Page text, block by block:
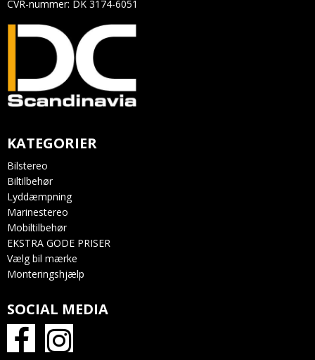
CVR-nummer: DK 3174-6051
KATEGORIER
Bilstereo
Biltilbehør
Lyddæmpning
Marinestereo
Mobiltilbehør
EKSTRA GODE PRISER
Vælg bil mærke
Monteringshjælp
SOCIAL MEDIA